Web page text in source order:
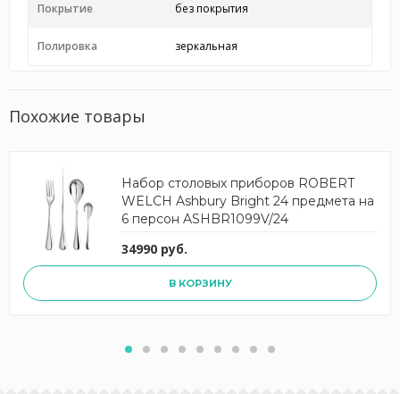
Покрытие без покрытия
Полировка зеркальная
Похожие товары
Набор столовых приборов ROBERT
WELCH Ashbury Bright 24 предмета на
6 персон ASHBR1099V/24
34990 руб.
В КОРЗИНУ